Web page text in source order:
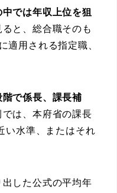
では年収上位を狙
と、総合職そのも
適用される指定職、
階で係長、課長補
は、本府省の課長
い水準、またはそれ
した公式の平均年